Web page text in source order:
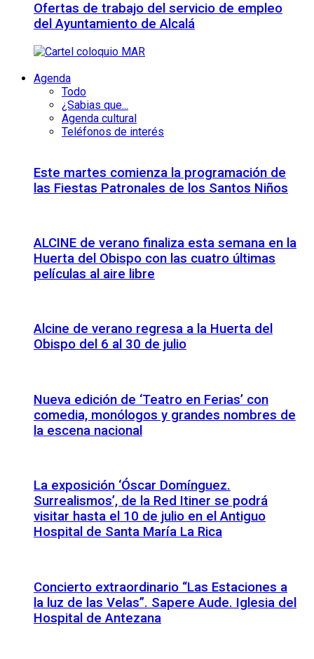
Ofertas de trabajo del servicio de empleo
del Ayuntamiento de Alcalá
Agenda
Todo
¿Sabias que...
Agenda cultural
Teléfonos de interés
Este martes comienza la programación de
las Fiestas Patronales de los Santos Niños
ALCINE de verano finaliza esta semana en la
Huerta del Obispo con las cuatro últimas
películas al aire libre
Alcine de verano regresa a la Huerta del
Obispo del 6 al 30 de julio
Nueva edición de ‘Teatro en Ferias’ con
comedia, monólogos y grandes nombres de
la escena nacional
La exposición ‘Óscar Domínguez.
Surrealismos’, de la Red Itiner se podrá
visitar hasta el 10 de julio en el Antiguo
Hospital de Santa María La Rica
Concierto extraordinario “Las Estaciones a
la luz de las Velas”. Sapere Aude. Iglesia del
Hospital de Antezana